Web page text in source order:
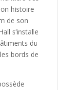
histoire
de son
s’installe
du
bords de